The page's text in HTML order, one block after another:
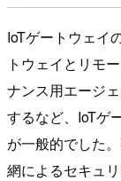
IoTゲートウェイ
トウェイとリモ
ナンス用エージ
するなど、IoTゲ
が一般的でした
網によるセキュ